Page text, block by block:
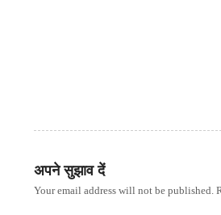
अपने सुझाव दें
Your email address will not be published.